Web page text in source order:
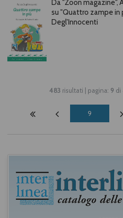
Da "Zoon magazine",
su "Quattro zampe in
Degl'Innocenti
483 risultati | pagina: 9 di
9